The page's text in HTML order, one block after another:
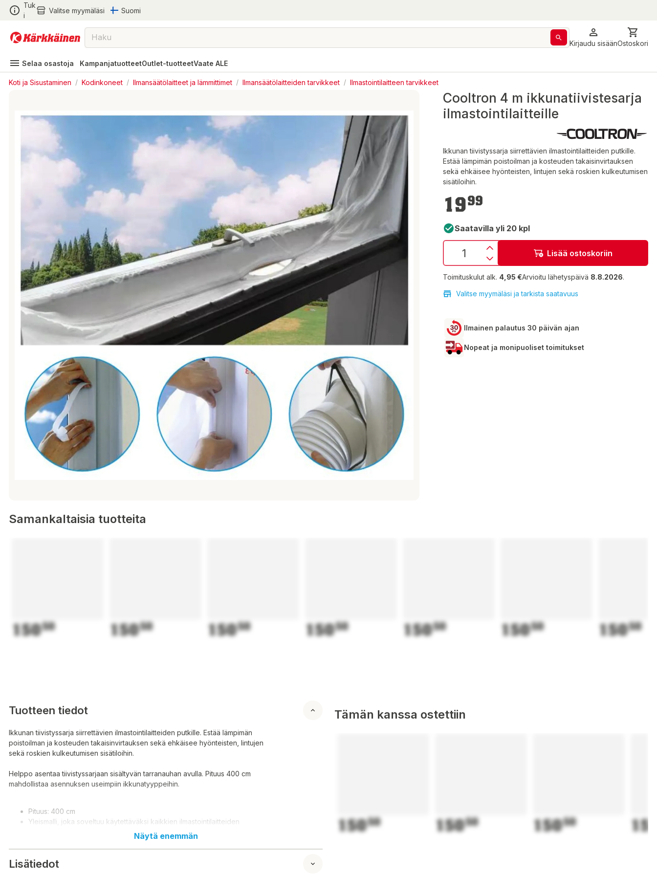
Tuk
i
Valitse myymäläsi Suomi
Kirjaudu sisäänOstoskori
Selaa osastoja KampanjatuotteetOutlet-tuotteetVaate ALE
Koti ja Sisustaminen / Kodinkoneet / Ilmansäätölaitteet ja lämmittimet / Ilmansäätölaitteiden tarvikkeet / Ilmastointilaitteen tarvikkeet
Cooltron 4 m ikkunatiivistesarja
ilmastointilaitteille
Ikkunan tiivistyssarja siirrettävien ilmastointilaitteiden putkille.
Estää lämpimän poistoilman ja kosteuden takaisinvirtauksen
sekä ehkäisee hyönteisten, lintujen sekä roskien kulkeutumisen
sisätiloihin.
19,99 €
1999
Saatavilla yli 20 kpl
Lisää ostoskoriin
Toimituskulut alk. 4,95 €Arvioitu lähetyspäivä 8.8.2026.
Valitse myymäläsi ja tarkista saatavuus
Ilmainen palautus 30 päivän ajan
Nopeat ja monipuoliset toimitukset
Samankaltaisia tuotteita
15050 15050 15050 15050 15050 15050 15050
Tuotteen tiedot
Ikkunan tiivistyssarja siirrettävien ilmastointilaitteiden putkille. Estää lämpimän
poistoilman ja kosteuden takaisinvirtauksen sekä ehkäisee hyönteisten, lintujen
sekä roskien kulkeutumisen sisätiloihin.
Helppo asentaa tiivistyssarjaan sisältyvän tarranauhan avulla. Pituus 400 cm
mahdollistaa asennuksen useimpiin ikkunatyyppeihin.
Pituus: 400 cm
Yleismalli, joka soveltuu käytettäväksi kaikkien ilmastointilaitteiden
poistoputkien kanssa sekä monipuolisesti eri tyyppisiin ikkunoihin
Helppo asennus tarranauhan ja tuotteessa olevan vetoketjun avulla
Materiaali: 100% polyesteri
Säänkestävä, UV-suojattu
Näytä enemmän
Lisätiedot
Tämän kanssa ostettiin
15050 15050 15050